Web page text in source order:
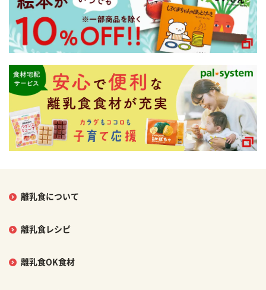
離乳食について
離乳食レシピ
離乳食OK食材